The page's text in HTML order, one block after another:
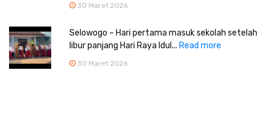
30 Maret 2026
Selowogo – Hari pertama masuk sekolah setelah
libur panjang Hari Raya Idul... Read more
30 Maret 2026